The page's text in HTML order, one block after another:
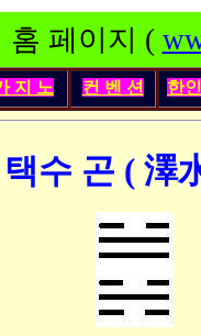
홈 페이지 (
지 노 컨 벤 션 한인
택수 곤 ( 澤